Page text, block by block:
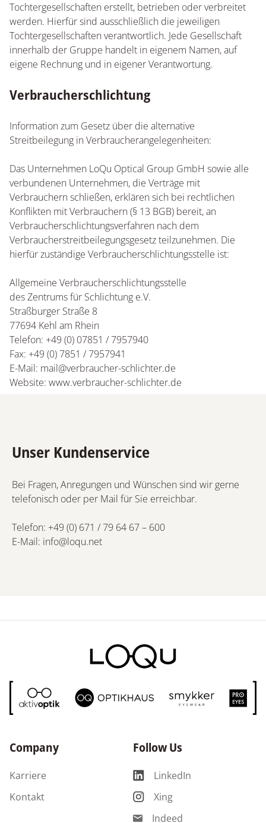
Tochtergesellschaften erstellt, betrieben oder verbreitet
werden. Hierfür sind ausschließlich die jeweiligen
Tochtergesellschaften verantwortlich. Jede Gesellschaft
innerhalb der Gruppe handelt in eigenem Namen, auf
eigene Rechnung und in eigener Verantwortung.
Verbraucherschlichtung
Information zum Gesetz über die alternative
Streitbeilegung in Verbraucherangelegenheiten:
Das Unternehmen LoQu Optical Group GmbH sowie alle
verbundenen Unternehmen, die Verträge mit
Verbrauchern schließen, erklären sich bei rechtlichen
Konflikten mit Verbrauchern (§ 13 BGB) bereit, an
Verbraucherschlichtungsverfahren nach dem
Verbraucherstreitbeilegungsgesetz teilzunehmen. Die
hierfür zuständige Verbraucherschlichtungsstelle ist:
Allgemeine Verbraucherschlichtungsstelle
des Zentrums für Schlichtung e.V.
Straßburger Straße 8
77694 Kehl am Rhein
Telefon: +49 (0) 07851 / 7957940
Fax: +49 (0) 7851 / 7957941
E-Mail: mail@verbraucher-schlichter.de
Website: www.verbraucher-schlichter.de
Unser Kundenservice
Bei Fragen, Anregungen und Wünschen sind wir gerne
telefonisch oder per Mail für Sie erreichbar.
Telefon: +49 (0) 671 / 79 64 67 – 600
E-Mail: info@loqu.net
Company
Karriere
Kontakt
Follow Us
LinkedIn
Xing
Indeed